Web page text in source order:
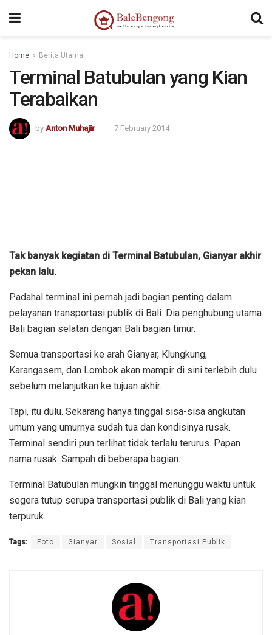
Home Berita Utama
Terminal Batubulan yang Kian
Terabaikan
by Anton Muhajir 7 February 2014
Tak banyak kegiatan di Terminal Batubulan, Gianyar akhir
pekan lalu.
Padahal terminal ini pernah jadi bagian penting dalam
pelayanan transportasi publik di Bali. Dia penghubung utama
Bali bagian selatan dengan Bali bagian timur.
Semua transportasi ke arah Gianyar, Klungkung,
Karangasem, dan Lombok akan mampir di sini terlebih dulu
sebelum melanjutkan ke tujuan akhir.
Tapi, itu dulu. Sekarang hanya tinggal sisa-sisa angkutan
umum yang umurnya sudah tua dan kondisinya rusak.
Terminal sendiri pun terlihat tidak terlalu terurus. Papan
nama rusak. Sampah di beberapa bagian.
Terminal Batubulan mungkin tinggal menunggu waktu untuk
segera tutup serupa transportasi publik di Bali yang kian
terpuruk.
Tags: Foto Gianyar Sosial Transportasi Publik